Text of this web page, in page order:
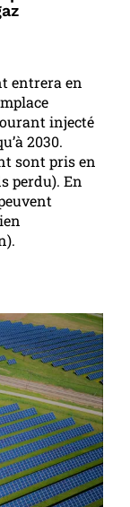
entrera en
injecté
2030.
sont pris en
perdu). En